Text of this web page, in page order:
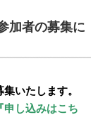
加者の募集に
いたします。
『申し込みはこち